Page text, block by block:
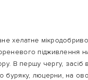
хелатне мікродобриво
підживлення
В першу чергу, засіб
буряку, люцерни, на